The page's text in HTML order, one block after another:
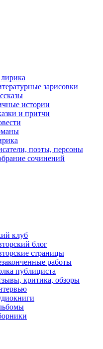
зарисовки
истории
и притчи
поэты, персоны
сочинений
клуб
блог
страницы
работы
публициста
критика, обзоры